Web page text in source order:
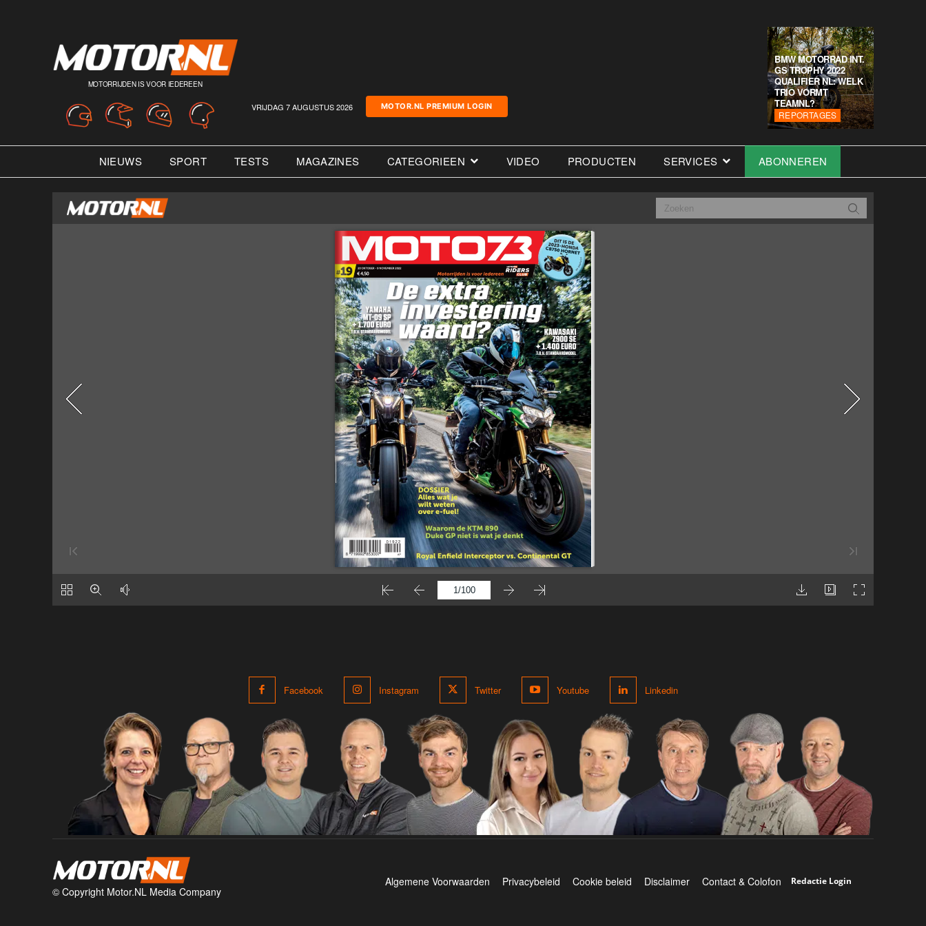
MOTORRIJDEN IS VOOR IEDEREEN
VRIJDAG 7 AUGUSTUS 2026 MOTOR.NL PREMIUM LOGIN
BMW MOTORRAD INT.
GS TROPHY 2022
QUALIFIER NL: WELK
TRIO VORMT
TEAMNL?
REPORTAGES
NIEUWS SPORT TESTS MAGAZINES CATEGORIEEN VIDEO PRODUCTEN SERVICES ABONNEREN
Facebook Instagram Twitter Youtube Linkedin
© Copyright Motor.NL Media Company
Algemene Voorwaarden Privacybeleid Cookie beleid Disclaimer Contact & Colofon Redactie Login